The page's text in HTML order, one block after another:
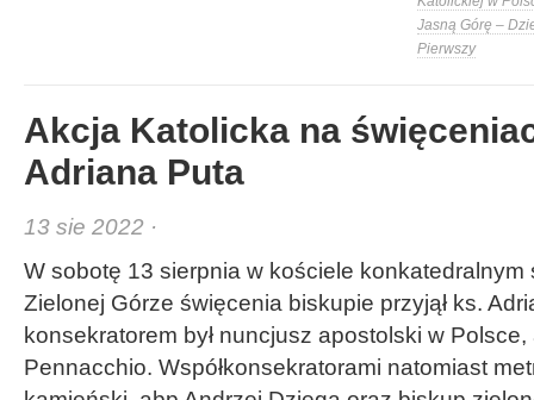
Jasną Górę –
Pierwszy
Akcja Katolicka na
Adriana Puta
13 sie 2022 ·
W sobotę 13 sierpnia w kościele konkatedralnym
Zielonej Górze święcenia biskupie przyjął ks.
konsekratorem był nuncjusz apostolski w
Pennacchio. Współkonsekratorami natomiast